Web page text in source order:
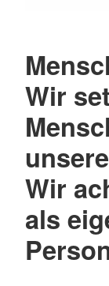
Wir
Wir
als